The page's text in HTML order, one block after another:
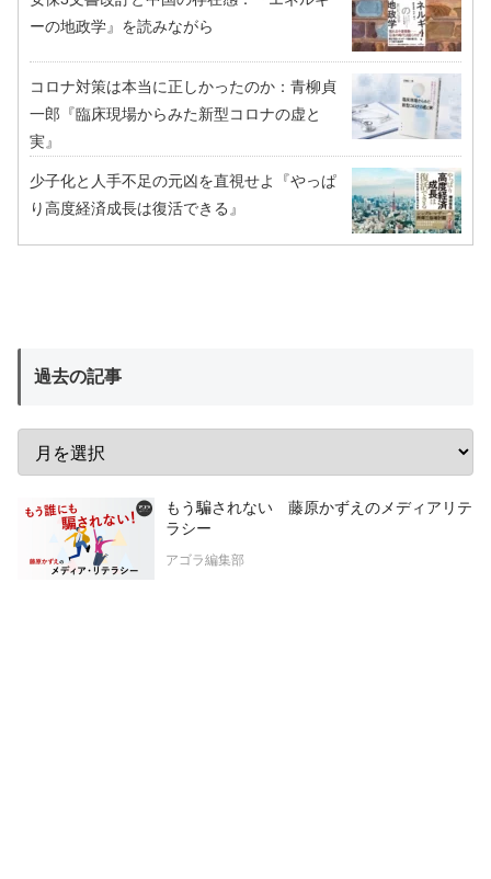
ーの地政学』を読みながら
コロナ対策は本当に正しかったのか：青柳貞
一郎『臨床現場からみた新型コロナの虚と
実』
少子化と人手不足の元凶を直視せよ『やっぱ
り高度経済成長は復活できる』
過去の記事
もう騙されない 藤原かずえのメディアリテ
ラシー
アゴラ編集部